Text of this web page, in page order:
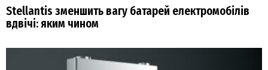
Stellantis зменшить вагу батарей електромобілів
вдвічі: яким чином